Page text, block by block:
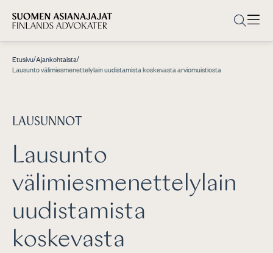
Etusivu/Ajankohtaista/
Lausunto välimiesmenettelylain uudistamista koskevasta arviomuistiosta
LAUSUNNOT
Lausunto
välimiesmenettelylain
uudistamista
koskevasta